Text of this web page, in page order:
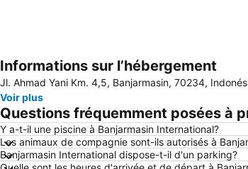
Informations sur l’hébergement
Jl. Ahmad Yani Km. 4,5, Banjarmasin, 70234,
Voir plus
Questions fréquemment posées à
Y a-t-il une piscine à Banjarmasin International?
Les animaux de compagnie sont-ils autorisés à
Banjarmasin International dispose-t-il d'un parking?